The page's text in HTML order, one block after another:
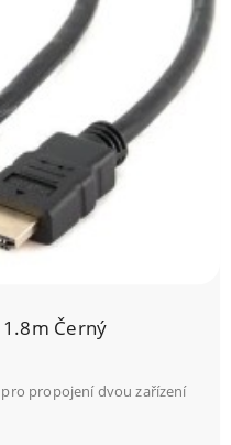
Černý
propojení dvou zařízení